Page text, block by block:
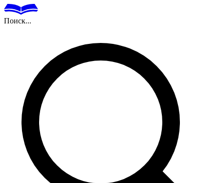
Поиск...